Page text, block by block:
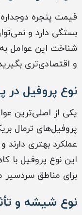
قیمت پنجره
بستگی دارد و
شناخت این عوامل
و اقتصادی‌تری
نوع پروفیل در
یکی از اصلی‌ترین
پروفیل‌های ترمال
عملکرد بهتری دارند
این نوع پروفیل با
برای مناطق
نوع شیشه و